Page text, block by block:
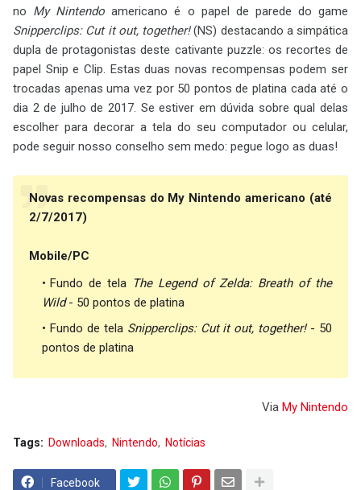
no My Nintendo americano é o papel de parede do game
Snipperclips: Cut it out, together!(NS) destacando a simpática
dupla de protagonistas deste cativante puzzle: os recortes de
papel Snip e Clip. Estas duas novas recompensas podem ser
trocadas apenas uma vez por 50 pontos de platina cada até o
dia 2 de julho de 2017. Se estiver em dúvida sobre qual delas
escolher para decorar a tela do seu computador ou celular,
pode seguir nosso conselho sem medo: pegue logo as duas!
Novas recompensas do My Nintendo americano (até
2/7/2017)
Mobile/PC
Fundo de tela The Legend of Zelda: Breath of the
Wild- 50 pontos de platina
Fundo de tela Snipperclips: Cut it out, together!- 50
pontos de platina
Via My Nintendo
Tags: Downloads Nintendo Notícias
Facebook